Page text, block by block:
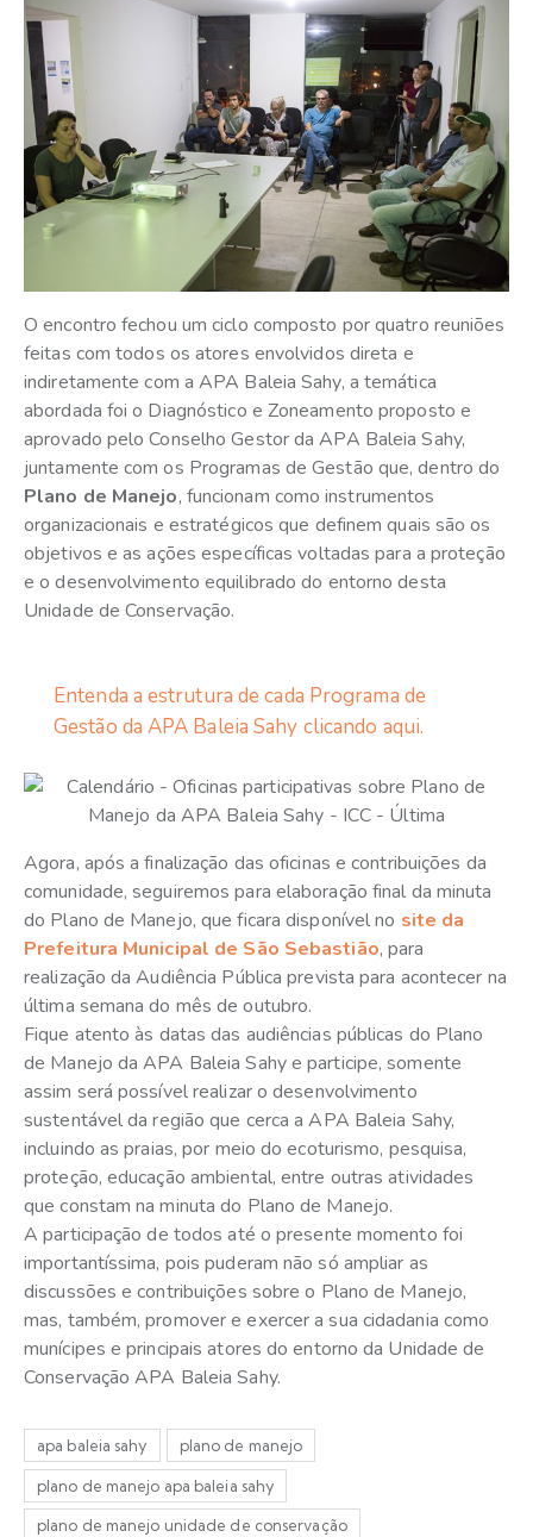
O encontro fechou um ciclo composto por quatro reuniões
feitas com todos os atores envolvidos direta e
indiretamente com a APA Baleia Sahy, a temática
abordada foi o Diagnóstico e Zoneamento proposto e
aprovado pelo Conselho Gestor da APA Baleia Sahy,
juntamente com os Programas de Gestão que, dentro do
Plano de Manejo, funcionam como instrumentos
organizacionais e estratégicos que definem quais são os
objetivos e as ações específicas voltadas para a proteção
e o desenvolvimento equilibrado do entorno desta
Unidade de Conservação.
Entenda a estrutura de cada Programa de
Gestão da APA Baleia Sahy clicando aqui.
Agora, após a finalização das oficinas e contribuições da
comunidade, seguiremos para elaboração final da minuta
do Plano de Manejo, que ficara disponível no site da
Prefeitura Municipal de São Sebastião, para
realização da Audiência Pública prevista para acontecer na
última semana do mês de outubro.
Fique atento às datas das audiências públicas do Plano
de Manejo da APA Baleia Sahy e participe, somente
assim será possível realizar o desenvolvimento
sustentável da região que cerca a APA Baleia Sahy,
incluindo as praias, por meio do ecoturismo, pesquisa,
proteção, educação ambiental, entre outras atividades
que constam na minuta do Plano de Manejo.
A participação de todos até o presente momento foi
importantíssima, pois puderam não só ampliar as
discussões e contribuições sobre o Plano de Manejo,
mas, também, promover e exercer a sua cidadania como
munícipes e principais atores do entorno da Unidade de
Conservação APA Baleia Sahy.
apa baleia sahy plano de manejo
plano de manejo apa baleia sahy
plano de manejo unidade de conservação